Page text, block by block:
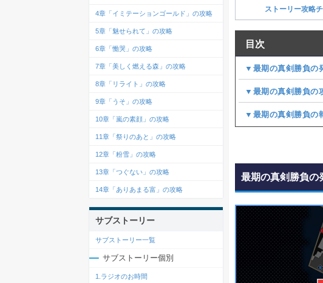
ストーリー攻略
目次
▼最期の真剣勝負の
▼最期の真剣勝負の
▼最期の真剣勝負の
最期の真剣勝負の
4章「イミテーションゴールド」の攻略
5章「魅せられて」の攻略
6章「慟哭」の攻略
7章「美しく燃える森」の攻略
8章「リライト」の攻略
9章「うそ」の攻略
10章「嵐の素顔」の攻略
11章「祭りのあと」の攻略
12章「粉雪」の攻略
13章「つぐない」の攻略
14章「ありあまる富」の攻略
サブストーリー
サブストーリー一覧
サブストーリー個別
1.ラジオのお時間